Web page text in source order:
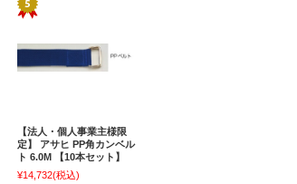
【法人・個人事業主様限
定】 アサヒ PP角カンベル
ト 6.0M 【10本セット】
¥14,732(税込)